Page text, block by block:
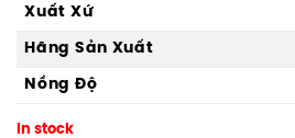
Xuất Xứ
Hãng Sản Xuất
Nồng Độ
In stock